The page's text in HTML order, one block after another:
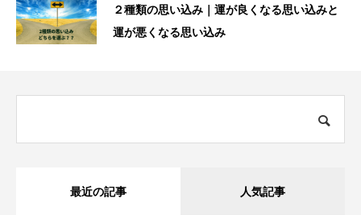
２種類の思い込み｜運が良くなる思い込みと
運が悪くなる思い込み
最近の記事 人気記事